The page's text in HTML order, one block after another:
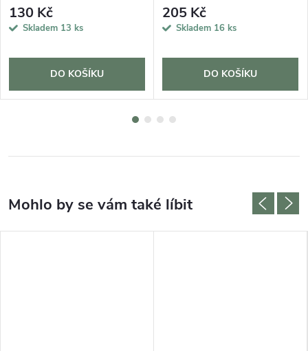
130 Kč
Skladem 13 ks
DO KOŠÍKU
205 Kč
Skladem 16 ks
DO KOŠÍKU